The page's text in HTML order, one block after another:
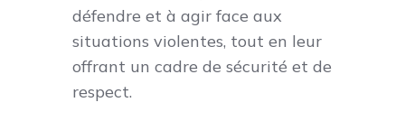
défendre et à agir face aux
situations violentes, tout en leur
offrant un cadre de sécurité et de
respect.